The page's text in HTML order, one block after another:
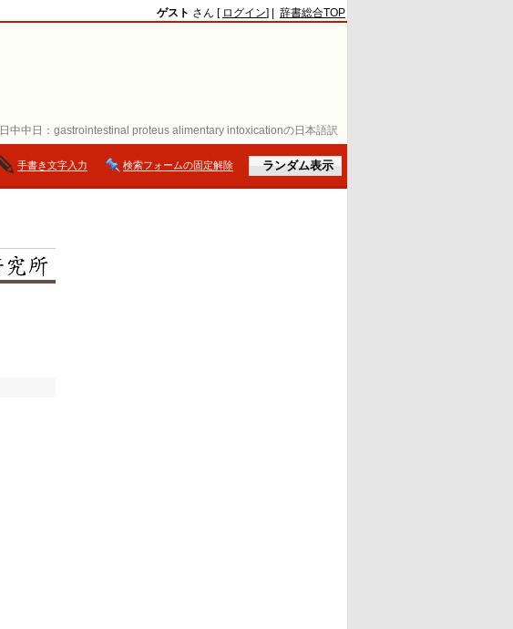
日中中日： gastrointestinal proteus alimentary intoxicationの日本語訳
ゲスト さん [ ログイン] | 辞書総合TOP
手書き文字入力 検索フォームの固定解除